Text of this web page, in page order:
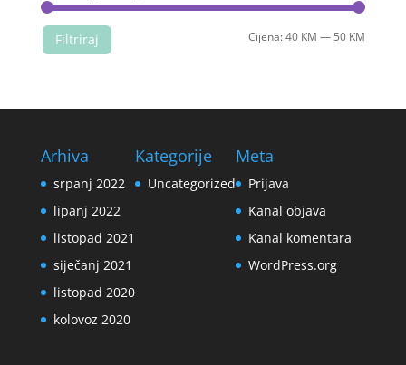
Filtriraj Cijena:40 KM — 50 KM
Arhiva
srpanj 2022
lipanj 2022
listopad 2021
siječanj 2021
listopad 2020
kolovoz 2020
Kategorije
Uncategorized
Meta
Prijava
Kanal objava
Kanal komentara
WordPress.org